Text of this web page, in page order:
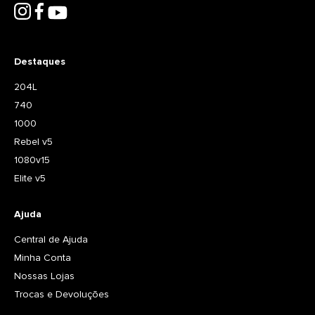
Destaques
204L
740
1000
Rebel v5
1080v15
Elite v5
Ajuda
Central de Ajuda
Minha Conta
Nossas Lojas
Trocas e Devoluções